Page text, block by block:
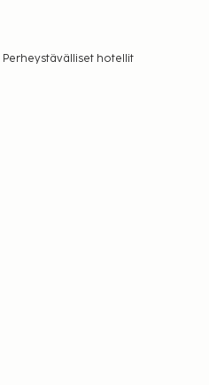
Perheystävälliset hotellit